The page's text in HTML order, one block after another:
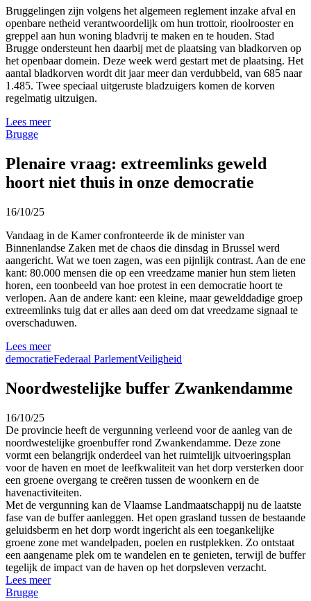
Bruggelingen zijn volgens het algemeen reglement inzake afval en
openbare netheid verantwoordelijk om hun trottoir, rioolrooster en
greppel aan hun woning bladvrij te maken en te houden. Stad
Brugge ondersteunt hen daarbij met de plaatsing van bladkorven op
het openbaar domein. Deze week werd gestart met de plaatsing. Het
aantal bladkorven wordt dit jaar meer dan verdubbeld, van 685 naar
1.485. Twee speciaal uitgeruste bladzuigers komen de korven
regelmatig uitzuigen.
Lees meer
Brugge
Plenaire vraag: extreemlinks geweld
hoort niet thuis in onze democratie
16/10/25
Vandaag in de Kamer confronteerde ik de minister van
Binnenlandse Zaken met de chaos die dinsdag in Brussel werd
aangericht. Wat we toen zagen, was een pijnlijk contrast. Aan de ene
kant: 80.000 mensen die op een vreedzame manier hun stem lieten
horen, een toonbeeld van hoe protest in een democratie hoort te
verlopen. Aan de andere kant: een kleine, maar gewelddadige groep
extreemlinks tuig dat er alles aan deed om dat vreedzame signaal te
overschaduwen.
Lees meer
democratieFederaal ParlementVeiligheid
Noordwestelijke buffer Zwankendamme
16/10/25
De provincie heeft de vergunning verleend voor de aanleg van de
noordwestelijke groenbuffer rond Zwankendamme. Deze zone
vormt een belangrijk onderdeel van het ruimtelijk uitvoeringsplan
voor de haven en moet de leefkwaliteit van het dorp versterken door
een groene overgang te creëren tussen de woonkern en de
havenactiviteiten.
Met de vergunning kan de Vlaamse Landmaatschappij nu de laatste
fase van de buffer aanleggen. Het open grasland tussen de bestaande
geluidsberm en het dorp wordt ingericht als een toegankelijke
groene zone met wandelpaden, poelen en rustplekken. Zo ontstaat
een aangename plek om te wandelen en te genieten, terwijl de buffer
tegelijk de impact van de haven op het dorpsleven verzacht.
Lees meer
Brugge